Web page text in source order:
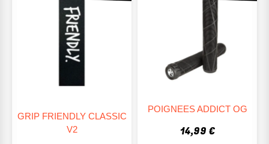
GRIP FRIENDLY CLASSIC
V2
POIGNEES ADDICT OG
14,99 €